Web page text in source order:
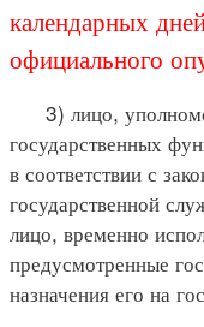
календарных
официального
3) лицо,
государственных
в соответствии с
государственной
лицо, временно
предусмотренные
назначения его на